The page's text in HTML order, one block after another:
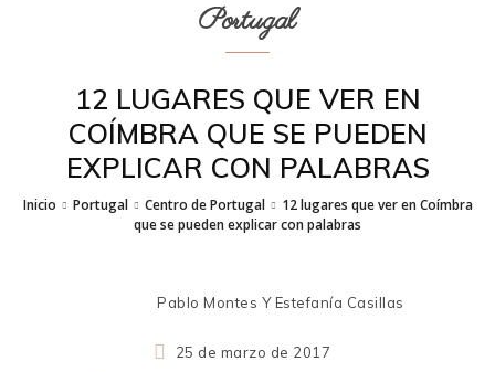
Portugal
12 LUGARES QUE VER EN
COÍMBRA QUE SE PUEDEN
EXPLICAR CON PALABRAS
Inicio Portugal Centro de Portugal
12 lugares que ver en Coímbra
que se pueden explicar con palabras
Pablo Montes Y Estefanía Casillas
25 de marzo de 2017